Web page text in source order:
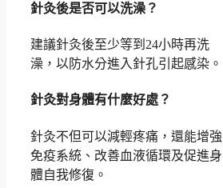
針灸後是否可以洗澡？
建議針灸後至少等到24小時再洗
澡，以防水分進入針孔引起感染。
針灸對身體有什麼好處？
針灸不但可以減輕疼痛，還能增強
免疫系統、改善血液循環及促進身
體自我修復。